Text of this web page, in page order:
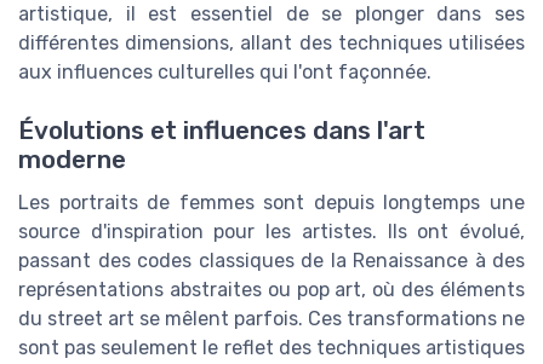
artistique, il est essentiel de se plonger dans ses
différentes dimensions, allant des techniques utilisées
aux influences culturelles qui l'ont façonnée.
Évolutions et influences dans l'art
moderne
Les portraits de femmes sont depuis longtemps une
source d'inspiration pour les artistes. Ils ont évolué,
passant des codes classiques de la Renaissance à des
représentations abstraites ou pop art, où des éléments
du street art se mêlent parfois. Ces transformations ne
sont pas seulement le reflet des techniques artistiques